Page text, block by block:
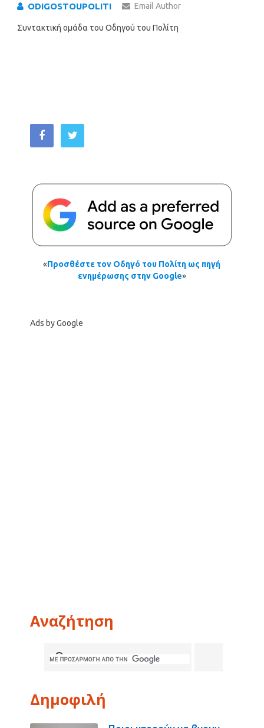
ODIGOSTOUPOLITI Email Author
Συντακτική ομάδα του Οδηγού του Πολίτη
«Προσθέστε τον Οδηγό του Πολίτη ως πηγή
ενημέρωσης στην Google»
Ads by Google
Αναζήτηση
Δημοφιλή